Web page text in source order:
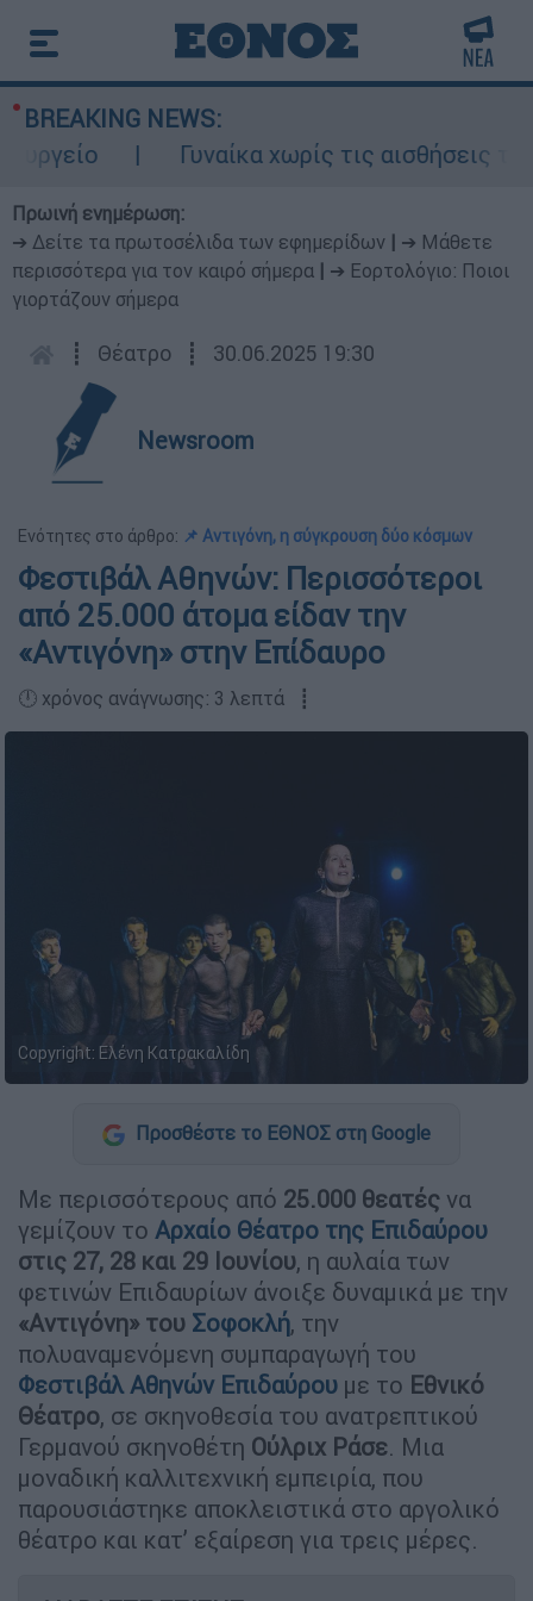
BREAKING NEWS:
Γυναίκα χωρίς τις αισθήσεις της
Πρωινή ενημέρωση:
➔ Δείτε τα πρωτοσέλιδα των εφημερίδων
➔ Μάθετε
περισσότερα για τον καιρό σήμερα
➔ Εορτολόγιο: Ποιοι
γιορτάζουν σήμερα
┋ Θέατρο ┋ 30.06.2025 19:30
Newsroom
Ενότητες στο άρθρο: 📌 Αντιγόνη, η σύγκρουση δύο κόσμων
Φεστιβάλ Αθηνών: Περισσότεροι
από 25.000 άτομα είδαν την
«Αντιγόνη» στην Επίδαυρο
🕛 χρόνος ανάγνωσης: 3 λεπτά ┋
Copyright: Ελένη Κατρακαλίδη
Προσθέστε το ΕΘΝΟΣ στη Google
Με περισσότερους από 25.000 θεατές να
γεμίζουν το Αρχαίο Θέατρο της Επιδαύρου
στις 27, 28 και 29 Ιουνίου, η αυλαία των
φετινών Επιδαυρίων άνοιξε δυναμικά με την
«Αντιγόνη» του Σοφοκλή, την
πολυαναμενόμενη συμπαραγωγή του
Φεστιβάλ Αθηνών Επιδαύρου με το Εθνικό
Θέατρο, σε σκηνοθεσία του ανατρεπτικού
Γερμανού σκηνοθέτη Ούλριχ Ράσε. Μια
μοναδική καλλιτεχνική εμπειρία, που
παρουσιάστηκε αποκλειστικά στο αργολικό
θέατρο και κατ’ εξαίρεση για τρεις μέρες.